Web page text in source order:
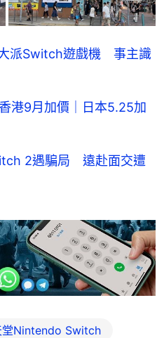
派Switch遊戲機 事主識
港9月加價｜日本5.25加
2遇騙局 遠赴面交遭
堂Nintendo Switch